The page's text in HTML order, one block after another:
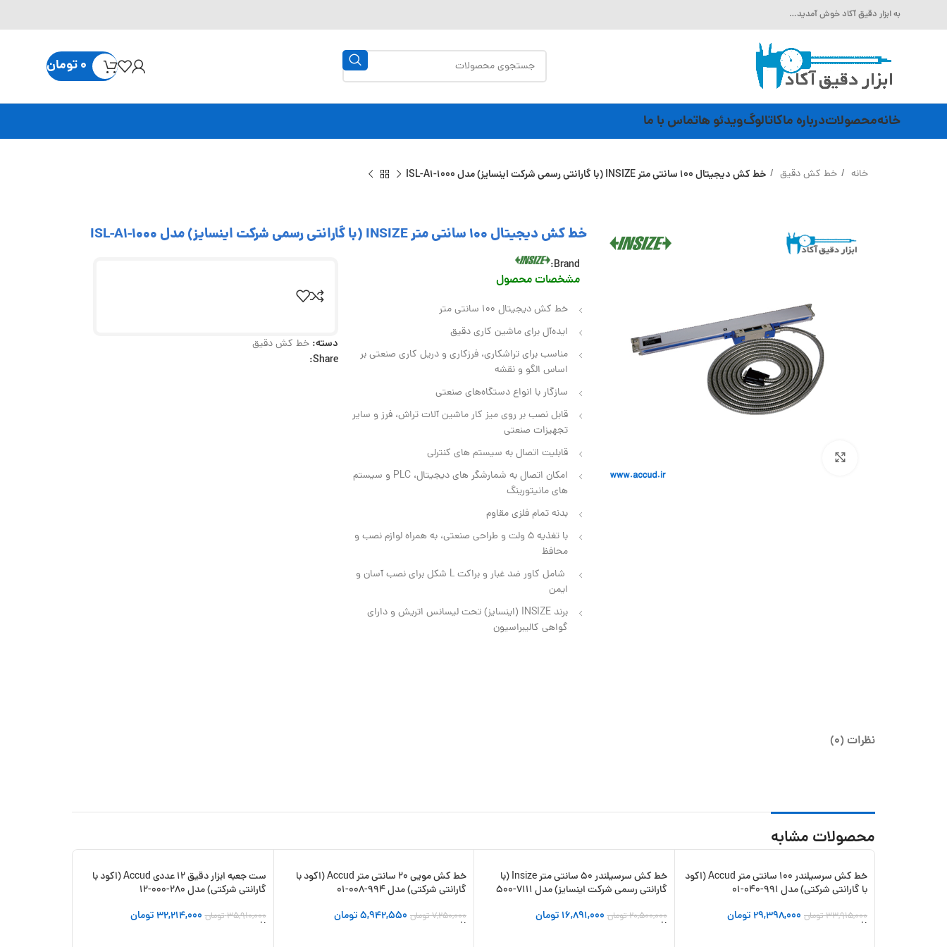
به ابزار دقیق آکاد خوش آمدید…
0تومان
خانهمحصولاتدرباره ماکاتالوگویدئو هاتماس با ما
خانه خط کش دقیق خط کش دیجیتال 100 سانتی متر INSIZE (با گارانتی رسمی شرکت اینسایز) مدل ISL-A1-1000
خط کش دیجیتال 100 سانتی متر INSIZE (با گارانتی رسمی شرکت اینسایز) مدل ISL-A1-1000
Brand:
مشخصات محصول
خط کش دیجیتال 100 سانتی متر
ایده‌آل برای ماشین‌ کاری دقیق
مناسب برای تراشکاری، فرزکاری و دریل‌ کاری صنعتی بر
اساس الگو و نقشه
سازگار با انواع دستگاه‌های صنعتی
قابل نصب بر روی میز کار ماشین‌ آلات تراش، فرز و سایر
تجهیزات صنعتی
قابلیت اتصال به سیستم‌ های کنترلی
امکان اتصال به شمارشگر های دیجیتال، PLC و سیستم‌
های مانیتورینگ
بدنه تمام فلزی مقاوم
با تغذیه ۵ ولت و طراحی صنعتی، به همراه لوازم نصب و
محافظ
شامل کاور ضد غبار و براکت L شکل برای نصب آسان و
ایمن
برند INSIZE (اینسایز) تحت لیسانس اتریش و دارای
گواهی کالیبراسیون
دسته: خط کش دقیق
Share:
نظرات (0)
محصولات مشابه
-13%
خط کش سرسیلندر 100 سانتی متر Accud (اکود
با گارانتی شرکتی) مدل 991-040-01
33,915,000تومان 29,398,000تومان
افزودن به سبد خرید
-18%
خط کش سرسیلندر 50 سانتی متر Insize (با
گارانتی رسمی شرکت اینسایز) مدل 7111-500
20,500,000تومان 16,891,000 تومان
افزودن به سبد خرید
-18%
خط کش مویی 20 سانتی متر Accud (اکود با
گارانتی شرکتی) مدل 994-008-01
7,250,000تومان 5,942,550تومان
افزودن به سبد خرید
-10%
ست جعبه ابزار دقیق 12 عددی Accud (اکود با
گارانتی شرکتی) مدل 280-000-12
35,910,000تومان 32,214,000تومان
افزودن به سبد خرید